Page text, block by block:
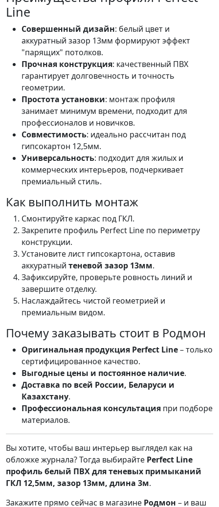
Line
Совершенный дизайн: белый цвет и
аккуратный зазор 13мм формируют эффект
"парящих" потолков.
Прочная конструкция: качественный ПВХ
гарантирует долговечность и точность
геометрии.
Простота установки: монтаж профиля
занимает минимум времени, подходит для
профессионалов и новичков.
Совместимость: идеально рассчитан под
гипсокартон 12,5мм.
Универсальность: подходит для жилых и
коммерческих интерьеров, подчеркивает
премиальный стиль.
Как выполнить монтаж
Смонтируйте каркас под ГКЛ.
Закрепите профиль Perfect Line по периметру
конструкции.
Установите лист гипсокартона, оставив
аккуратный теневой зазор 13мм.
Зафиксируйте, проверьте ровность линий и
завершите отделку.
Наслаждайтесь чистой геометрией и
премиальным видом.
Почему заказывать стоит в Родмон
Оригинальная продукция Perfect Line– только
сертифицированное качество.
Выгодные цены и постоянное наличие.
Доставка по всей России, Беларуси и
Казахстану.
Профессиональная консультация при подборе
материалов.
Вы хотите, чтобы ваш интерьер выглядел как на
обложке журнала? Тогда выбирайте Perfect Line
профиль белый ПВХ для теневых примыканий
ГКЛ 12,5мм, зазор 13мм, длина 3м.
Закажите прямо сейчас в магазине Родмон – и ваш